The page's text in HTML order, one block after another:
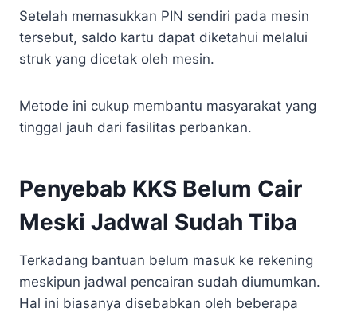
Setelah memasukkan PIN sendiri pada mesin
tersebut, saldo kartu dapat diketahui melalui
struk yang dicetak oleh mesin.
Metode ini cukup membantu masyarakat yang
tinggal jauh dari fasilitas perbankan.
Penyebab KKS Belum Cair
Meski Jadwal Sudah Tiba
Terkadang bantuan belum masuk ke rekening
meskipun jadwal pencairan sudah diumumkan.
Hal ini biasanya disebabkan oleh beberapa